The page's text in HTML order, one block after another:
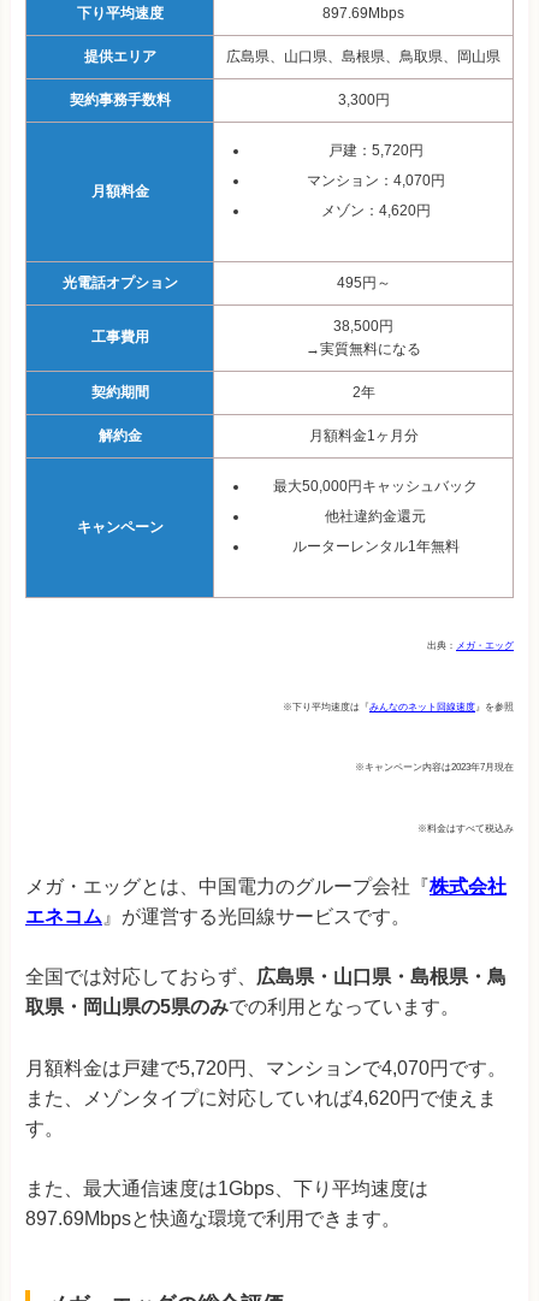
下り平均速度 897.69Mbps
提供エリア 広島県、山口県、島根県、鳥取県、岡山県
契約事務手数料 3,300円
月額料金
戸建：5,720円
マンション：4,070円
メゾン：4,620円
光電話オプション 495円～
工事費用
38,500円
→実質無料になる
契約期間 2年
解約金 月額料金1ヶ月分
キャンペーン
最大50,000円キャッシュバック
他社違約金還元
ルーターレンタル1年無料
出典： メガ・エッグ
※下り平均速度は『みんなのネット回線速度 』を参照
※キャンペーン内容は2023年7月現在
※料金はすべて税込み
メガ・エッグとは、中国電力のグループ会社『株式会社
エネコム 』が運営する光回線サービスです。
全国では対応しておらず、 広島県・山口県・島根県・鳥
取県・岡山県の5県のみでの利用となっています。
月額料金は戸建で5,720円、マンションで4,070円です。
また、メゾンタイプに対応していれば4,620円で使えま
す。
また、最大通信速度は1Gbps、下り平均速度は
897.69Mbpsと快適な環境で利用できます。